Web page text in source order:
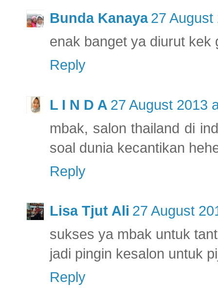
Bunda Kanaya 27 August
enak banget ya diurut kek
Reply
L I N D A 27 August 2013
mbak, salon thailand di
soal dunia kecantikan
Reply
Lisa Tjut Ali 27 August
sukses ya mbak untuk
jadi pingin kesalon untuk
Reply